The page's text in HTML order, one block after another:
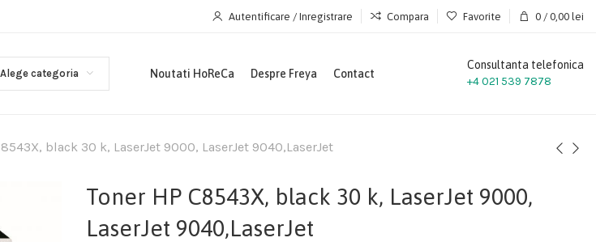
Autentificare / Inregistrare Compara Favorite 0 / 0,00 lei
Alege categoria Noutati HoReCa Despre Freya Contact
Consultanta telefonica
+4 021 539 7878
black 30 k, LaserJet 9000, LaserJet 9040,LaserJet
Toner HP C8543X, black 30 k, LaserJet 9000,
LaserJet 9040,LaserJet